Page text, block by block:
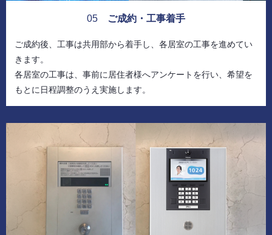
05 ご成約・工事着手
ご成約後、工事は共用部から着手し、各居室の工事を進めてい
きます。
各居室の工事は、事前に居住者様へアンケートを行い、希望を
もとに日程調整のうえ実施します。